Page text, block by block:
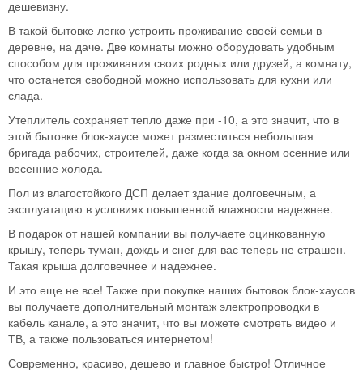
дешевизну.
В такой бытовке легко устроить проживание своей семьи в
деревне, на даче. Две комнаты можно оборудовать удобным
способом для проживания своих родных или друзей, а комнату,
что останется свободной можно использовать для кухни или
слада.
Утеплитель сохраняет тепло даже при -10, а это значит, что в
этой бытовке блок-хаусе может разместиться небольшая
бригада рабочих, строителей, даже когда за окном осенние или
весенние холода.
Пол из влагостойкого ДСП делает здание долговечным, а
эксплуатацию в условиях повышенной влажности надежнее.
В подарок от нашей компании вы получаете оцинкованную
крышу, теперь туман, дождь и снег для вас теперь не страшен.
Такая крыша долговечнее и надежнее.
И это еще не все! Также при покупке наших бытовок блок-хаусов
вы получаете дополнительный монтаж электропроводки в
кабель канале, а это значит, что вы можете смотреть видео и
ТВ, а также пользоваться интернетом!
Современно, красиво, дешево и главное быстро! Отличное